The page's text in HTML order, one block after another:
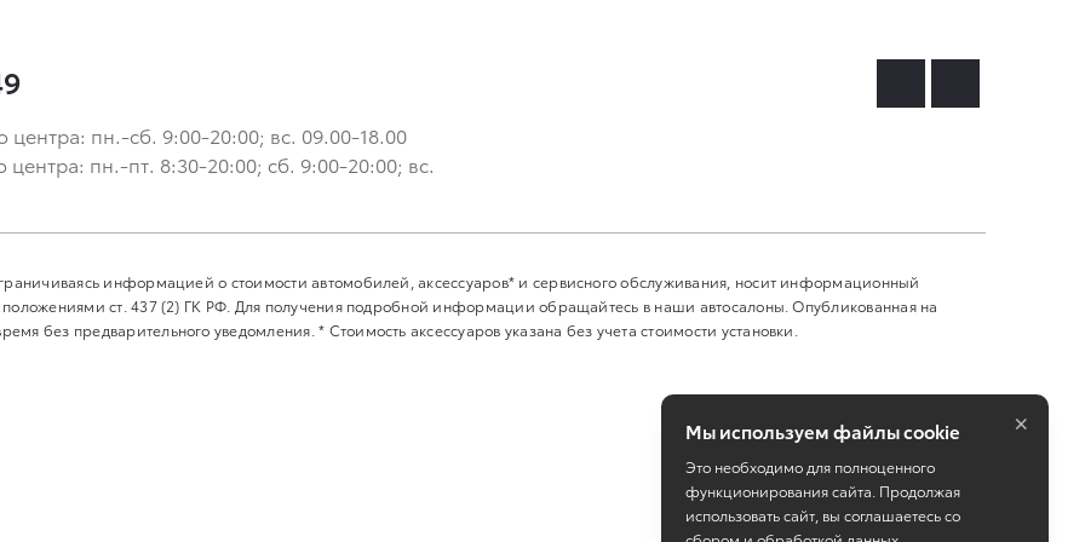
пн.-сб. 9:00-20:00; вс. 09.00-18.00
пн.-пт. 8:30-20:00; сб. 9:00-20:00; вс.
информацией о стоимости автомобилей, аксессуаров* и сервисного обслуживания, носит информационный
ст. 437 (2) ГК РФ. Для получения подробной информации обращайтесь в наши автосалоны. Опубликованная на
без предварительного уведомления. * Стоимость аксессуаров указана без учета стоимости установки.
Мы используем файлы cookie
Это необходимо для полноценного
функционирования сайта. Продолжая
использовать сайт, вы соглашаетесь со
×